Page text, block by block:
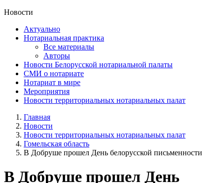
Новости
Актуально
Нотариальная практика
Все материалы
Авторы
Новости Белорусской нотариальной палаты
СМИ о нотариате
Нотариат в мире
Мероприятия
Новости территориальных нотариальных палат
Главная
Новости
Новости территориальных нотариальных палат
Гомельская область
В Добруше прошел День белорусской письменности
В Добруше прошел День